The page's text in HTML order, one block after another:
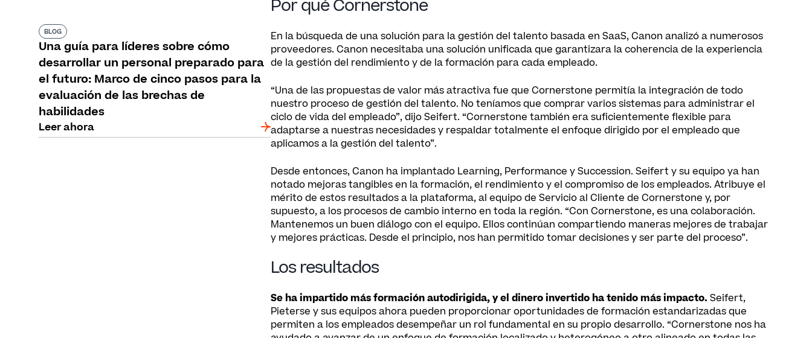
BLOG
Una guía para líderes sobre cómo
desarrollar un personal preparado para
el futuro: Marco de cinco pasos para la
evaluación de las brechas de
habilidades
Leer ahora
Por qué Cornerstone
En la búsqueda de una solución para la gestión del talento basada en SaaS, Canon analizó a numerosos
proveedores. Canon necesitaba una solución unificada que garantizara la coherencia de la experiencia
de la gestión del rendimiento y de la formación para cada empleado.
“Una de las propuestas de valor más atractiva fue que Cornerstone permitía la integración de todo
nuestro proceso de gestión del talento. No teníamos que comprar varios sistemas para administrar el
ciclo de vida del empleado”, dijo Seifert. “Cornerstone también era suficientemente flexible para
adaptarse a nuestras necesidades y respaldar totalmente el enfoque dirigido por el empleado que
aplicamos a la gestión del talento”.
Desde entonces, Canon ha implantado Learning, Performance y Succession. Seifert y su equipo ya han
notado mejoras tangibles en la formación, el rendimiento y el compromiso de los empleados. Atribuye el
mérito de estos resultados a la plataforma, al equipo de Servicio al Cliente de Cornerstone y, por
supuesto, a los procesos de cambio interno en toda la región. “Con Cornerstone, es una colaboración.
Mantenemos un buen diálogo con el equipo. Ellos continúan compartiendo maneras mejores de trabajar
y mejores prácticas. Desde el principio, nos han permitido tomar decisiones y ser parte del proceso”.
Los resultados
Se ha impartido más formación autodirigida, y el dinero invertido ha tenido más impacto. Seifert,
Pieterse y sus equipos ahora pueden proporcionar oportunidades de formación estandarizadas que
permiten a los empleados desempeñar un rol fundamental en su propio desarrollo. “Cornerstone nos ha